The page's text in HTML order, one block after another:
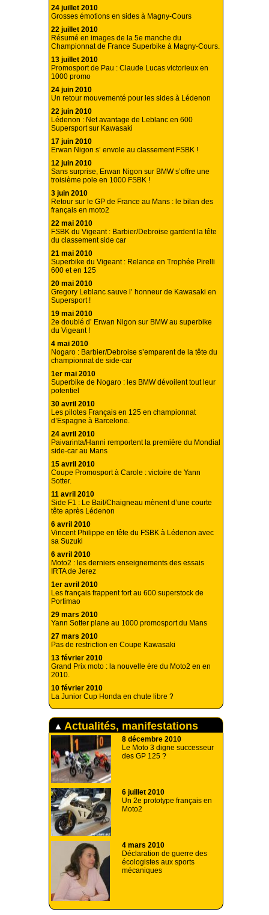
24 juillet 2010
Grosses émotions en sides à Magny-Cours
22 juillet 2010
Résumé en images de la 5e manche du
Championnat de France Superbike à Magny-Cours.
13 juillet 2010
Promosport de Pau : Claude Lucas victorieux en
1000 promo
24 juin 2010
Un retour mouvementé pour les sides à Lédenon
22 juin 2010
Lédenon : Net avantage de Leblanc en 600
Supersport sur Kawasaki
17 juin 2010
Erwan Nigon s’ envole au classement FSBK !
12 juin 2010
Sans surprise, Erwan Nigon sur BMW s’offre une
troisième pole en 1000 FSBK !
3 juin 2010
Retour sur le GP de France au Mans : le bilan des
français en moto2
22 mai 2010
FSBK du Vigeant : Barbier/Debroise gardent la tête
du classement side car
21 mai 2010
Superbike du Vigeant : Relance en Trophée Pirelli
600 et en 125
20 mai 2010
Gregory Leblanc sauve l’ honneur de Kawasaki en
Supersport !
19 mai 2010
2e doublé d’ Erwan Nigon sur BMW au superbike
du Vigeant !
4 mai 2010
Nogaro : Barbier/Debroise s’emparent de la tête du
championnat de side-car
1er mai 2010
Superbike de Nogaro : les BMW dévoilent tout leur
potentiel
30 avril 2010
Les pilotes Français en 125 en championnat
d’Espagne à Barcelone.
24 avril 2010
Paivarinta/Hanni remportent la première du Mondial
side-car au Mans
15 avril 2010
Coupe Promosport à Carole : victoire de Yann
Sotter.
11 avril 2010
Side F1 : Le Bail/Chaigneau mènent d’une courte
tête après Lédenon
6 avril 2010
Vincent Philippe en tête du FSBK à Lédenon avec
sa Suzuki
6 avril 2010
Moto2 : les derniers enseignements des essais
IRTA de Jerez
1er avril 2010
Les français frappent fort au 600 superstock de
Portimao
29 mars 2010
Yann Sotter plane au 1000 promosport du Mans
27 mars 2010
Pas de restriction en Coupe Kawasaki
13 février 2010
Grand Prix moto : la nouvelle ère du Moto2 en en
2010.
10 février 2010
La Junior Cup Honda en chute libre ?
Actualités, manifestations
8 décembre 2010
Le Moto 3 digne successeur
des GP 125 ?
6 juillet 2010
Un 2e prototype français en
Moto2
4 mars 2010
Déclaration de guerre des
écologistes aux sports
mécaniques